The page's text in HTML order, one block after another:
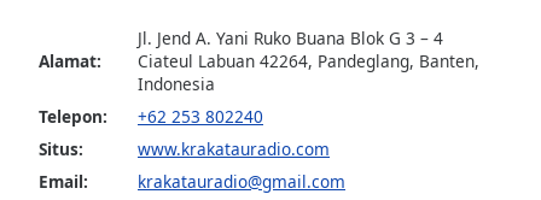
settings
subtitles
off
selected
Alamat:
Jl. Jend A. Yani Ruko Buana Blok G 3 – 4
Ciateul Labuan 42264, Pandeglang, Banten,
Indonesia
Telepon:
+62 253 802240
Situs:
www.krakatauradio.com
Email:
krakatauradio@gmail.com